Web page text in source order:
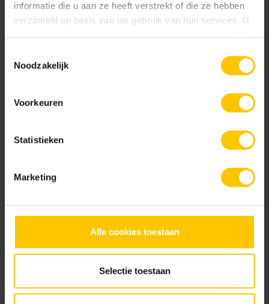
informatie die u aan ze heeft verstrekt of die ze hebben
verzameld op basis van uw gebruik van hun services. U
Noodzakelijk
Voorkeuren
Statistieken
Marketing
Alle cookies toestaan
Selectie toestaan
Rood/Zwart genuanceerd
Wit
Documentatie
NL-BSB-certificaat vooraf vervaardigde elementen van beton